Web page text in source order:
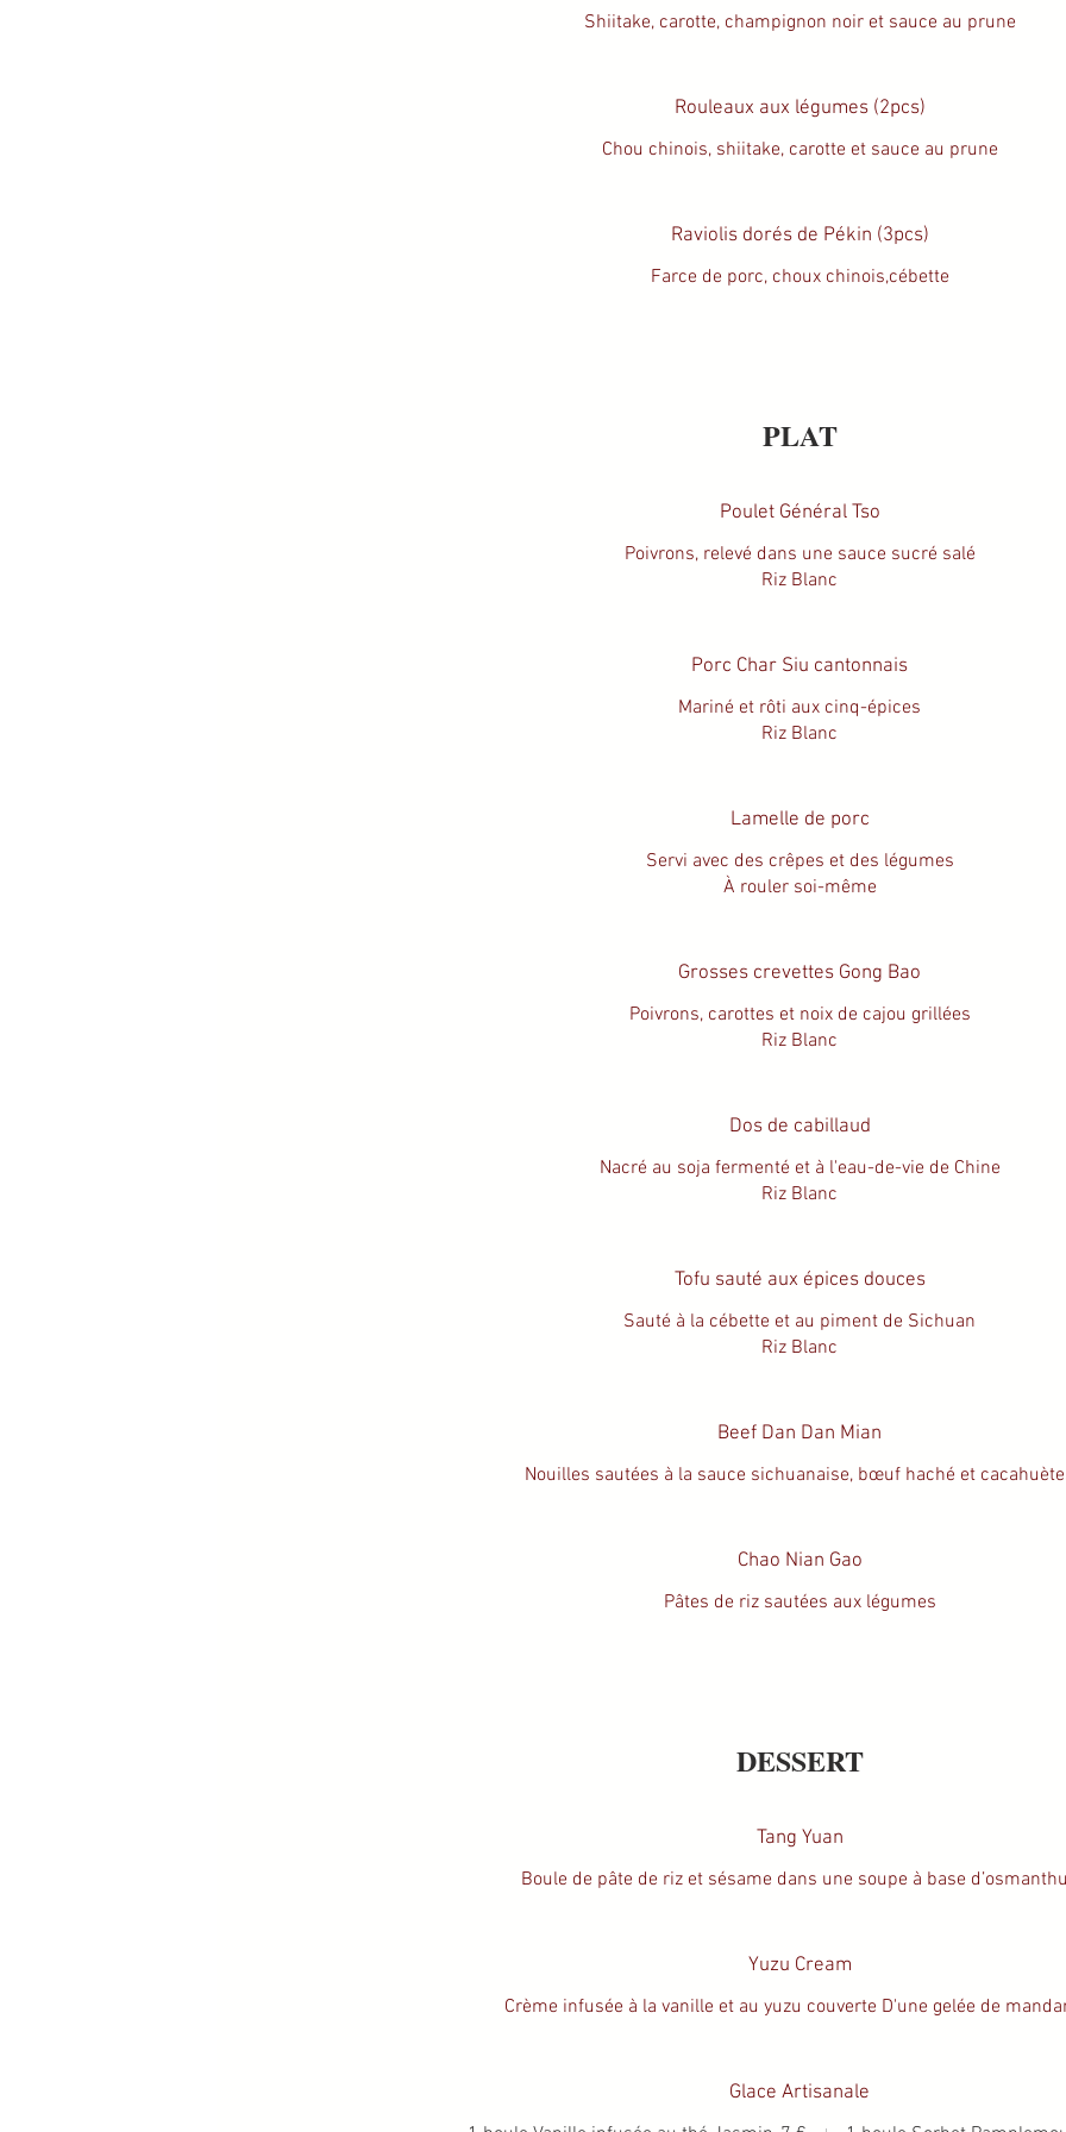
Shiitake, carotte, champignon noir et sauce au prune
Rouleaux aux légumes (2pcs)
Chou chinois, shiitake, carotte et sauce au prune
Raviolis dorés de Pékin (3pcs)
Farce de porc, choux chinois,cébette
PLAT
Poulet Général Tso
Poivrons, relevé dans une sauce sucré salé
Riz Blanc
Porc Char Siu cantonnais
Mariné et rôti aux cinq-épices
Riz Blanc
Lamelle de porc
Servi avec des crêpes et des légumes
À rouler soi-même
Grosses crevettes Gong Bao
Poivrons, carottes et noix de cajou grillées
Riz Blanc
Dos de cabillaud
Nacré au soja fermenté et à l'eau-de-vie de Chine
Riz Blanc
Tofu sauté aux épices douces
Sauté à la cébette et au piment de Sichuan
Riz Blanc
Beef Dan Dan Mian
Nouilles sautées à la sauce sichuanaise, bœuf haché et
Chao Nian Gao
Pâtes de riz sautées aux légumes
DESSERT
Tang Yuan
Boule de pâte de riz et sésame dans une soupe à base
Yuzu Cream
Crème infusée à la vanille et au yuzu couverte D'une gelée de
Glace Artisanale